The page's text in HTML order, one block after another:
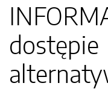
dostępie